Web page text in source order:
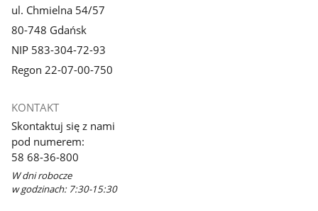
ul. Chmielna 54/57
80-748 Gdańsk
NIP 583-304-72-93
Regon 22-07-00-750
KONTAKT
Skontaktuj się z nami
pod numerem:
58 68-36-800
W dni robocze
w godzinach: 7:30-15:30